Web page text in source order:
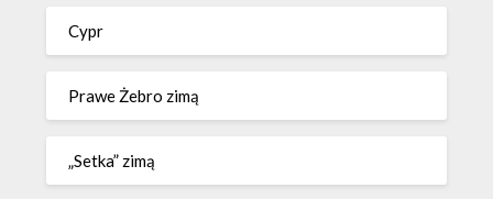
Cypr
Prawe Żebro zimą
„Setka” zimą